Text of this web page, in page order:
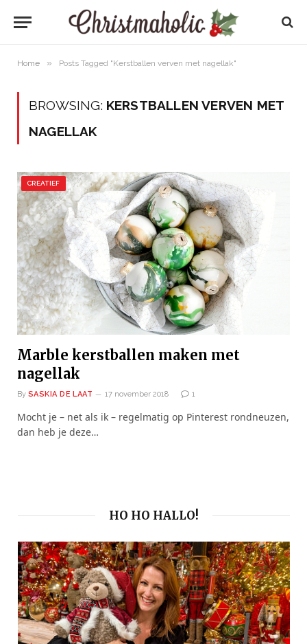
Home » Posts Tagged "Kerstballen verven met nagellak"
BROWSING: KERSTBALLEN VERVEN MET
NAGELLAK
CREATIEF
Marble kerstballen maken met
nagellak
By SASKIA DE LAAT 17 november 2018 1
Mocht je – net als ik – regelmatig op Pinterest rondneuzen,
dan heb je deze…
HO HO HALLO!